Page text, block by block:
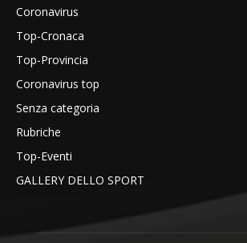
Coronavirus
Top-Cronaca
Top-Provincia
Coronavirus top
Senza categoria
Rubriche
Top-Eventi
GALLERY DELLO SPORT